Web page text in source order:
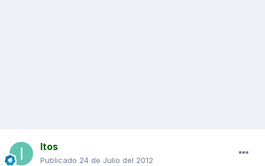
Itos
Publicado 24 de Julio del 2012